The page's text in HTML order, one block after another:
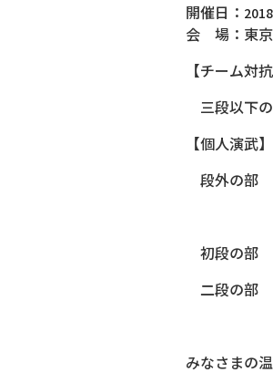
開催日：
会 場：東京
【チーム対抗
三段以下の
【個人演武】
段外の部
佐藤
初段の部
二段の部
みなさまの